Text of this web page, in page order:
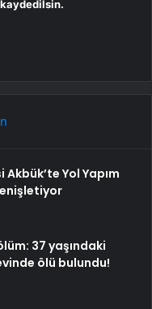
Yol Yapım
37 yaşındaki
ölü bulundu!